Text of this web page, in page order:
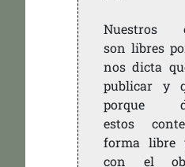
Nuestros
son libres
nos dicta
publicar y
porque
estos
forma libre
con el